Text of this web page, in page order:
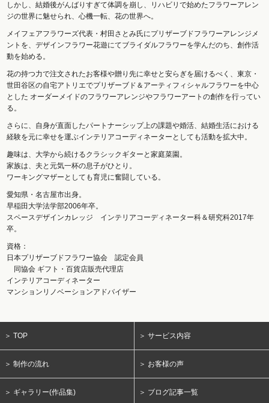
しかし、結婚後がんばりすぎて体調を崩し、リハビリで始めたフラワーアレン
ジの世界に魅せられ、心機一転、花の世界へ。
メイフェアフラワーズ代表・村田さとみ氏にプリザーブドフラワーアレンジメ
ントを、デザインフラワー花遊にてブライダルフラワーを学んだのち、創作活
動を始める。
花の持つ力で注文されたお客様や贈り先に幸せと安らぎを届けるべく、東京・
世田谷区の自宅アトリエでプリザーブド＆アーティフィシャルフラワーを中心
とした オーダーメイドのフラワーアレンジやフラワーアートの創作を行ってい
る。
さらに、自身が直面したパートナーシップ上の課題や婚活、結婚生活における
経験を元に幸せを運ぶインテリアコーディネーターとしても活動を拡大中。
趣味は、大学から続けるクラシックギターと家庭菜園。
家族は、夫と元気一杯の息子がひとり。
ワーキングマザーとしても育児に奮闘している。
愛知県・名古屋市出身。
早稲田大学法学部2006年卒。
スペースデザインカレッジ インテリアコーディネーター科＆研究科2017年
卒。
資格：
日本プリザーブドフラワー協会 認定会員
同協会 ギフト・百貨店販売代理店
インテリアコーディネーター
マンションリノベーションアドバイザー
＞ TOP ＞ サービス内容
＞ 制作の流れ ＞ お客様の声
＞ ギャラリー(作品集) ＞ ブログ記事一覧